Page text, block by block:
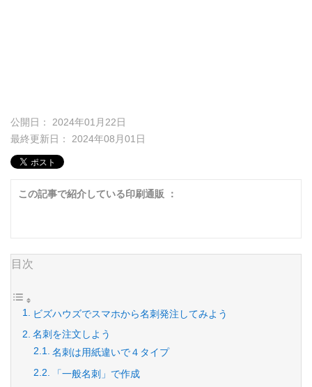
公開日： 2024年01月22日
最終更新日： 2024年08月01日
この記事で紹介している印刷通販 ：
目次
ビズハウズでスマホから名刺発注してみよう
名刺を注文しよう
名刺は用紙違いで４タイプ
「一般名刺」で作成